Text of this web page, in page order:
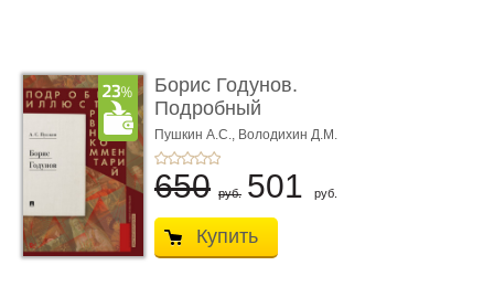
Борис Годунов.
Подробный
иллюстрированный
ком ...
Пушкин А.С., Володихин Д.М.
650 руб. 501 руб.
Купить